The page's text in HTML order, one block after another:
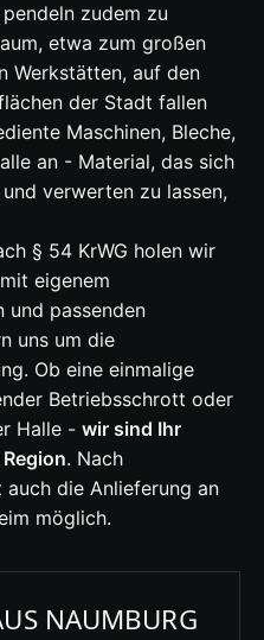
zudem zu
etwa zum großen
Werkstätten, auf den
der Stadt fallen
Maschinen, Bleche,
an - Material, das sich
verwerten zu lassen,
§ 54 KrWG holen wir
eigenem
und passenden
uns um die
Ob eine einmalige
Betriebsschrott oder
Halle - wir sind Ihr
. Nach
die Anlieferung an
möglich.
NAUMBURG